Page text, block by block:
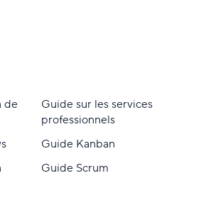
de
Guide sur les services
professionnels
Guide Kanban
Guide Scrum